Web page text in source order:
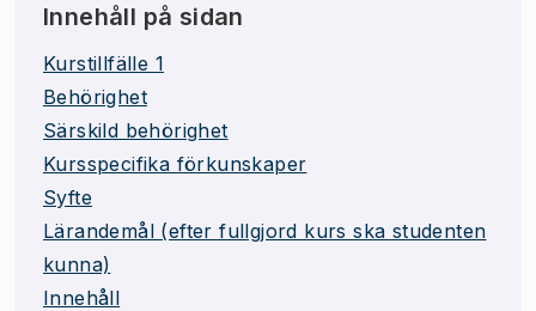
Innehåll på sidan
Kurstillfälle 1
Behörighet
Särskild behörighet
Kursspecifika förkunskaper
Syfte
Lärandemål (efter fullgjord kurs ska studenten
kunna)
Innehåll